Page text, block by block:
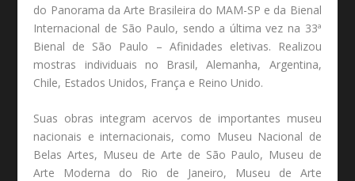
do Panorama da Arte Brasileira do MAM-SP e da Bienal
Internacional de São Paulo, sendo a última vez na 33ª
Bienal de São Paulo – Afinidades eletivas. Realizou
mostras individuais no Brasil, Alemanha, Argentina,
Chile, Estados Unidos, França e Reino Unido.
Suas obras integram acervos de importantes museu
nacionais e internacionais, como Museu Nacional de
Belas Artes, Museu de Arte de São Paulo, Museu de
Arte Moderna do Rio de Janeiro, Museu de Arte